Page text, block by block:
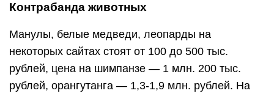
Контрабанда животных
Манулы, белые медведи, леопарды на
некоторых сайтах стоят от 100 до 500 тыс.
рублей, цена на шимпанзе — 1 млн. 200 тыс.
рублей, орангутанга — 1,3-1,9 млн. рублей. На